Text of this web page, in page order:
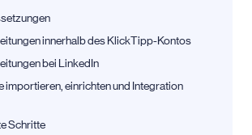
innerhalb des KlickTipp-Kontos
bei LinkedIn
importieren, einrichten und Integration
Schritte